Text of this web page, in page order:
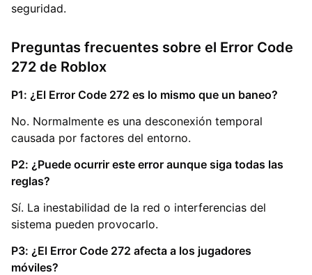
seguridad.
Preguntas frecuentes sobre el Error Code
272 de Roblox
P1: ¿El Error Code 272 es lo mismo que un baneo?
No. Normalmente es una desconexión temporal
causada por factores del entorno.
P2: ¿Puede ocurrir este error aunque siga todas las
reglas?
Sí. La inestabilidad de la red o interferencias del
sistema pueden provocarlo.
P3: ¿El Error Code 272 afecta a los jugadores
móviles?